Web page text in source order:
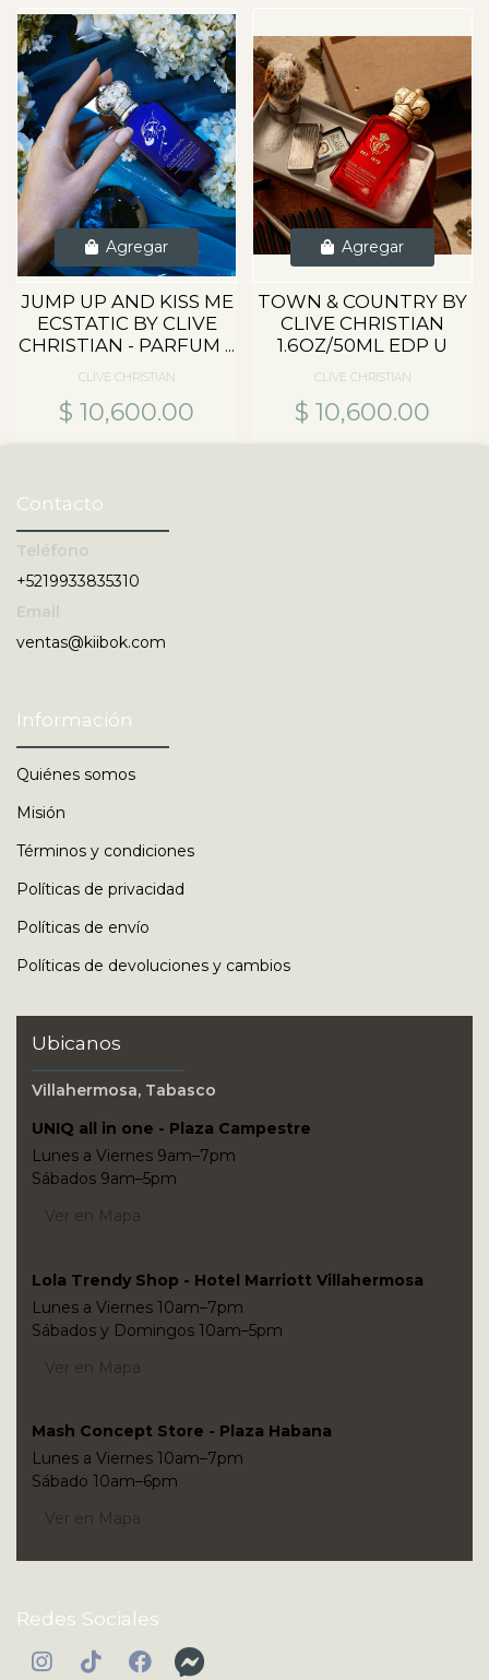
Agregar
JUMP UP AND KISS ME
ECSTATIC BY CLIVE
CHRISTIAN - PARFUM ...
CLIVE CHRISTIAN
$ 10,600.00
Agregar
TOWN & COUNTRY BY
CLIVE CHRISTIAN
1.6OZ/50ML EDP U
CLIVE CHRISTIAN
$ 10,600.00
Contacto
+5219933835310
ventas@kiibok.com
Información
Quiénes somos
Misión
Términos y condiciones
Políticas de privacidad
Políticas de envío
Políticas de devoluciones y cambios
Ubicanos
Villahermosa, Tabasco
UNIQ all in one - Plaza Campestre
Lunes a Viernes 9am–7pm
Sábados 9am–5pm
Ver en Mapa
Lola Trendy Shop - Hotel Marriott Villahermosa
Lunes a Viernes 10am–7pm
Sábados y Domingos 10am–5pm
Ver en Mapa
Mash Concept Store - Plaza Habana
Lunes a Viernes 10am–7pm
Sábado 10am–6pm
Ver en Mapa
Redes Sociales